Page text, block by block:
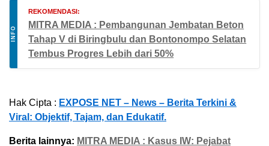
INFO
REKOMENDASI:
MITRA MEDIA : Pembangunan Jembatan Beton
Tahap V di Biringbulu dan Bontonompo Selatan
Tembus Progres Lebih dari 50%
Hak Cipta : EXPOSE NET – News – Berita Terkini &
Viral: Objektif, Tajam, dan Edukatif.
Berita lainnya: MITRA MEDIA : Kasus IW: Pejabat